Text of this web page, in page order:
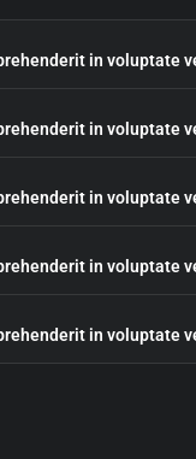
in voluptate
in voluptate
in voluptate
in voluptate
in voluptate